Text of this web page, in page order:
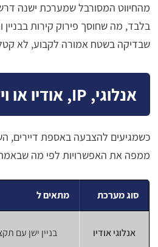
מהחיווט המסורבל שמערכת ישנה
בלבד, מה שחוסך פירוק קירות
שבדיקה בשטח אמורה לקבוע, לא
אנלוגי, IP, אודיו או וידאו: טבלת ההחלטה לוועד
כשמגיעים להצבעה באספת דיירים,
ממפה את האפשרויות לפי מה
סוג מערכת מתאים ל
אנלוגי אודיו בניין ישן עם